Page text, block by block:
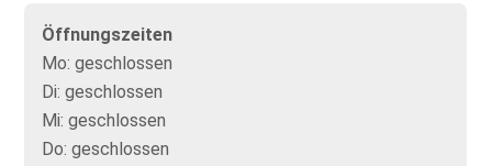
Öffnungszeiten
Mo: geschlossen
Di: geschlossen
Mi: geschlossen
Do: geschlossen